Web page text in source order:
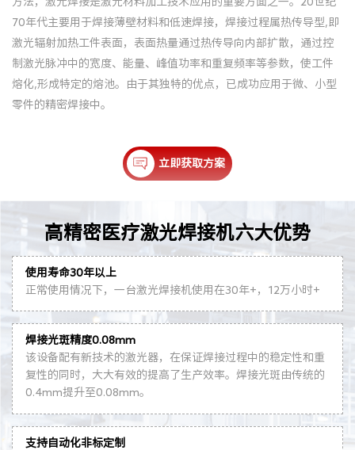
70年代主要用于焊接薄壁材料和低速焊接，焊接过程属热传导型,即
激光辐射加热工件表面，表面热量通过热传导向内部扩散，通过控
制激光脉冲中的宽度、能量、峰值功率和重复频率等参数，使工件
熔化,形成特定的熔池。由于其独特的优点，已成功应用于微、小型
零件的精密焊接中。
立即获取方案
高精密医疗激光焊接机六大优势
使用寿命30年以上
正常使用情况下，一台激光焊接机使用在30年+，12万小时+
焊接光斑精度0.08mm
该设备配有新技术的激光器，在保证焊接过程中的稳定性和重
复性的同时，大大有效的提高了生产效率。焊接光斑由传统的
0.4mm提升至0.08mm。
支持自动化非标定制